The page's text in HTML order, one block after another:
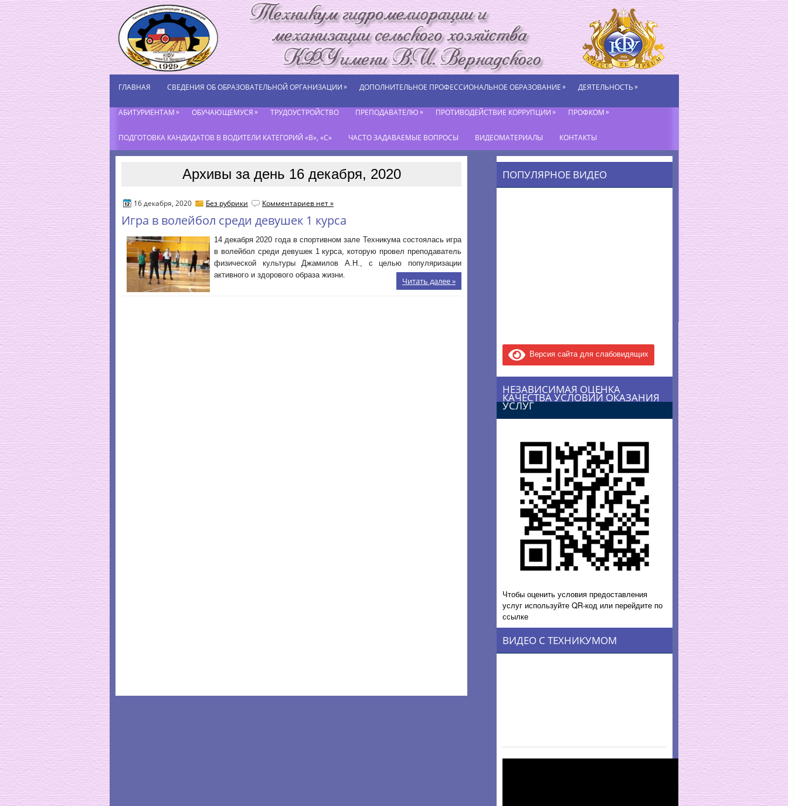
ГЛАВНАЯ СВЕДЕНИЯ ОБ ОБРАЗОВАТЕЛЬНОЙ ОРГАНИЗАЦИИ» ДОПОЛНИТЕЛЬНОЕ ПРОФЕССИОНАЛЬНОЕ ОБРАЗОВАНИЕ» ДЕЯТЕЛЬНОСТЬ»
АБИТУРИЕНТАМ» ОБУЧАЮЩЕМУСЯ» ТРУДОУСТРОЙСТВО ПРЕПОДАВАТЕЛЮ» ПРОТИВОДЕЙСТВИЕ КОРРУПЦИИ» ПРОФКОМ»
ПОДГОТОВКА КАНДИДАТОВ В ВОДИТЕЛИ КАТЕГОРИЙ «В», «С» ЧАСТО ЗАДАВАЕМЫЕ ВОПРОСЫ ВИДЕОМАТЕРИАЛЫ КОНТАКТЫ
Архивы за день 16 декабря, 2020
16 декабря, 2020 Без рубрики Комментариев нет »
Игра в волейбол среди девушек 1 курса
14 декабря 2020 года в спортивном зале Техникума состоялась игра
в волейбол среди девушек 1 курса, которую провел преподаватель
физической культуры Джамилов А.Н., с целью популяризации
активного и здорового образа жизни.
Читать далее »
ПОПУЛЯРНОЕ ВИДЕО
Версия сайта для слабовидящих
НЕЗАВИСИМАЯ ОЦЕНКА
КАЧЕСТВА УСЛОВИЙ ОКАЗАНИЯ
УСЛУГ
Чтобы оценить условия предоставления
услуг используйте QR-код или перейдите по
ссылке
ВИДЕО С ТЕХНИКУМОМ